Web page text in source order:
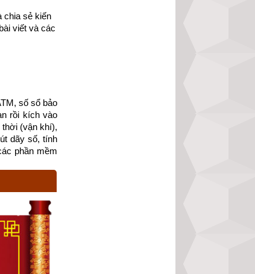
nổi, có đủ
lâu ngày,
tiêu. Tuy
lập tức tìm
mặt nhỏ
ngoại hình
để đạt được
dụng tình
Họ thích sự
vì muốn đạt
chia sẻ kiến
viết và các
số sổ bảo
rồi kích vào
thời (vận khí),
dãy số, tính
phần mềm